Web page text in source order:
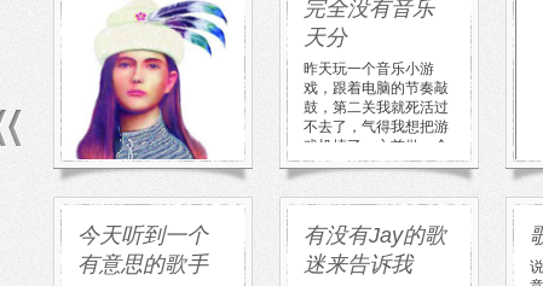
美丽的楼兰姑
娘
楼兰，或许是因为它的
名字太美好，它的历史
太神秘，楼兰这个遥远
的地方总是能够拨动许
多人的情愫。 多年前在
电视上看 […]
完全没有音乐
天分
昨天玩一个音乐小游
戏，跟着电脑的节奏敲
鼓，第二关我就死活过
不去了，气得我想把游
戏机摔了。之前做一个
音乐天分测试 […]
今天听到一个
有意思的歌手
有没有Jay的歌
迷来告诉我